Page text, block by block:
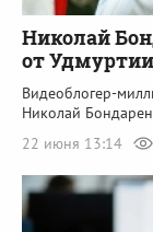
Николай
от
Видеоблогер-
Николай
22 июня 13:14